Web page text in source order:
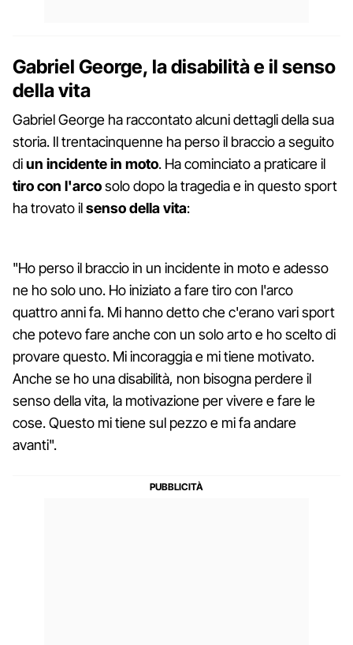
Gabriel George, la disabilità e il senso
della vita
Gabriel George ha raccontato alcuni dettagli della sua
storia. Il trentacinquenne ha perso il braccio a seguito
diun incidente in moto. Ha cominciato a praticare il
tiro con l'arcosolo dopo la tragedia e in questo sport
ha trovato ilsenso della vita:
"Ho perso il braccio in un incidente in moto e adesso
ne ho solo uno. Ho iniziato a fare tiro con l'arco
quattro anni fa. Mi hanno detto che c'erano vari sport
che potevo fare anche con un solo arto e ho scelto di
provare questo. Mi incoraggia e mi tiene motivato.
Anche se ho una disabilità, non bisogna perdere il
senso della vita, la motivazione per vivere e fare le
cose. Questo mi tiene sul pezzo e mi fa andare
avanti".